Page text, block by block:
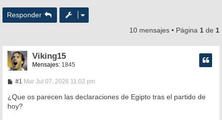
Responder
10 mensajes • Página 1 de 1
Viking15
Mensajes: 1845
#1 M
n
a
Mar Jul 07, 2026 11:02 pm
¿Que os parecen las declaraciones de Egipto tras el partido de
hoy?